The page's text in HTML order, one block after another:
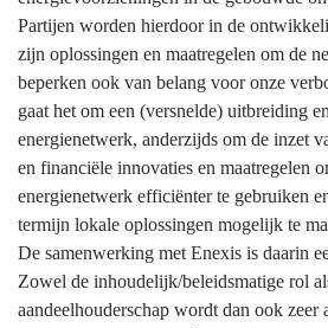
Partijen worden hierdoor in de
zijn oplossingen en maatregelen om de
beperken ook van belang voor onze
gaat het om een (versnelde) uitbreiding
energienetwerk, anderzijds om de inzet
en financiële innovaties en maatregelen
energienetwerk efficiënter te gebruiken
termijn lokale oplossingen mogelijk te
De samenwerking met Enexis is daarin
Zowel de inhoudelijk/beleidsmatige rol
aandeelhouderschap wordt dan ook